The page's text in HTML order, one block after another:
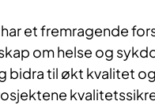
et fremragende
om helse og
bidra til økt kvalitet